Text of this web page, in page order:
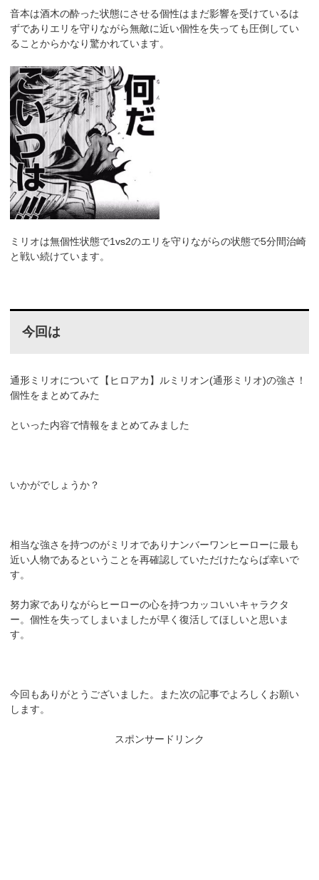
音本は酒木の酔った状態にさせる個性はまだ影響を受けているは
ずでありエリを守りながら無敵に近い個性を失っても圧倒してい
ることからかなり驚かれています。
ミリオは無個性状態で1vs2のエリを守りながらの状態で5分間治崎
と戦い続けています。
今回は
通形ミリオについて【ヒロアカ】ルミリオン(通形ミリオ)の強さ！
個性をまとめてみた
といった内容で情報をまとめてみました
いかがでしょうか？
相当な強さを持つのがミリオでありナンバーワンヒーローに最も
近い人物であるということを再確認していただけたならば幸いで
す。
努力家でありながらヒーローの心を持つカッコいいキャラクタ
ー。個性を失ってしまいましたが早く復活してほしいと思いま
す。
今回もありがとうございました。また次の記事でよろしくお願い
します。
スポンサードリンク